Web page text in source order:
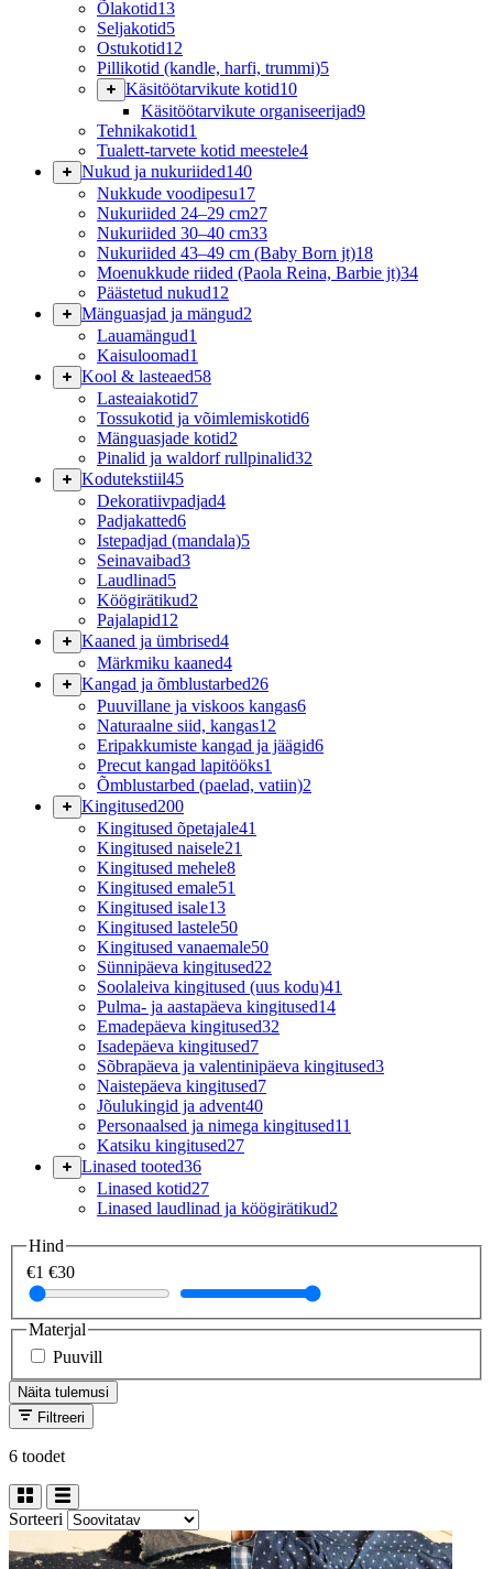
Õlakotid13
Seljakotid5
Ostukotid12
Pillikotid (kandle, harfi, trummi)5
Käsitöötarvikute kotid10
Käsitöötarvikute organiseerijad9
Tehnikakotid1
Tualett-tarvete kotid meestele4
Nukud ja nukuriided140
Nukkude voodipesu17
Nukuriided 24–29 cm27
Nukuriided 30–40 cm33
Nukuriided 43–49 cm (Baby Born jt)18
Moenukkude riided (Paola Reina, Barbie jt)34
Päästetud nukud12
Mänguasjad ja mängud2
Lauamängud1
Kaisuloomad1
Kool & lasteaed58
Lasteaiakotid7
Tossukotid ja võimlemiskotid6
Mänguasjade kotid2
Pinalid ja waldorf rullpinalid32
Kodutekstiil45
Dekoratiivpadjad4
Padjakatted6
Istepadjad (mandala)5
Seinavaibad3
Laudlinad5
Köögirätikud2
Pajalapid12
Kaaned ja ümbrised4
Märkmiku kaaned4
Kangad ja õmblustarbed26
Puuvillane ja viskoos kangas6
Naturaalne siid, kangas12
Eripakkumiste kangad ja jäägid6
Precut kangad lapitööks1
Õmblustarbed (paelad, vatiin)2
Kingitused200
Kingitused õpetajale41
Kingitused naisele21
Kingitused mehele8
Kingitused emale51
Kingitused isale13
Kingitused lastele50
Kingitused vanaemale50
Sünnipäeva kingitused22
Soolaleiva kingitused (uus kodu)41
Pulma- ja aastapäeva kingitused14
Emadepäeva kingitused32
Isadepäeva kingitused7
Sõbrapäeva ja valentinipäeva kingitused3
Naistepäeva kingitused7
Jõulukingid ja advent40
Personaalsed ja nimega kingitused11
Katsiku kingitused27
Linased tooted36
Linased kotid27
Linased laudlinad ja köögirätikud2
Hind
€1 €30
Materjal
Puuvill
Näita tulemusi
Filtreeri
6 toodet
Sorteeri